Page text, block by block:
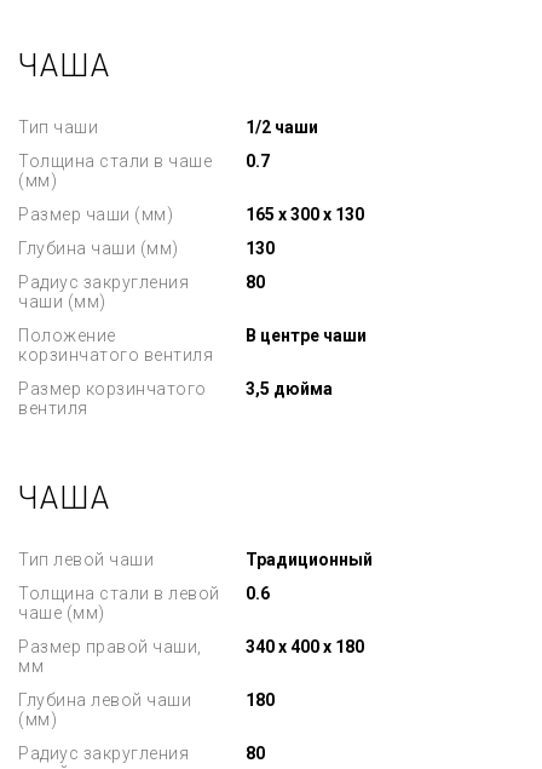
ЧАША
Тип чаши
1/2 чаши
Толщина стали в чаше
(мм)
0.7
Размер чаши (мм)
165 x 300 x 130
Глубина чаши (мм)
130
Радиус закругления
чаши (мм)
80
Положение
корзинчатого вентиля
В центре чаши
Размер корзинчатого
вентиля
3,5 дюйма
ЧАША
Тип левой чаши
Традиционный
Толщина стали в левой
чаше (мм)
0.6
Размер правой чаши,
мм
340 x 400 x 180
Глубина левой чаши
(мм)
180
Радиус закругления
80